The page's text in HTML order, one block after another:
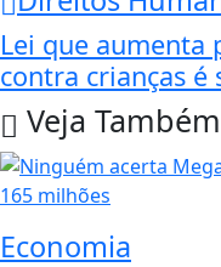
Lei que aumenta
contra crianças é
Veja Também
Economia